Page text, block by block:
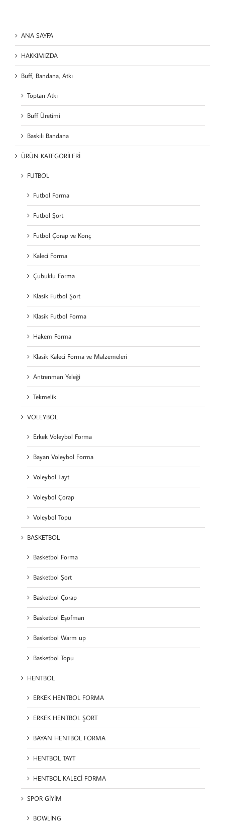
ANA SAYFA
HAKKIMIZDA
Buff, Bandana, Atkı
Toptan Atkı
Buff Üretimi
Baskılı Bandana
ÜRÜN KATEGORİLERİ
FUTBOL
Futbol Forma
Futbol Şort
Futbol Çorap ve Konç
Kaleci Forma
Çubuklu Forma
Klasik Futbol Şort
Klasik Futbol Forma
Hakem Forma
Klasik Kaleci Forma ve Malzemeleri
Antrenman Yeleği
Tekmelik
VOLEYBOL
Erkek Voleybol Forma
Bayan Voleybol Forma
Voleybol Tayt
Voleybol Çorap
Voleybol Topu
BASKETBOL
Basketbol Forma
Basketbol Şort
Basketbol Çorap
Basketbol Eşofman
Basketbol Warm up
Basketbol Topu
HENTBOL
ERKEK HENTBOL FORMA
ERKEK HENTBOL ŞORT
BAYAN HENTBOL FORMA
HENTBOL TAYT
HENTBOL KALECİ FORMA
SPOR GİYİM
BOWLİNG